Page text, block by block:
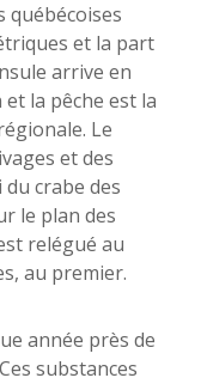
québécoises
et la part
arrive en
la pêche est la
Le
et des
crabe des
le plan des
relégué au
au premier.
année près de
substances